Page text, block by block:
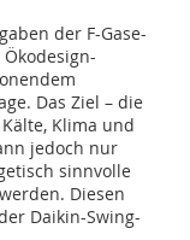
der F-Gase-
Das Ziel – die
Klima und
jedoch nur
sinnvolle
Diesen
Daikin-Swing-